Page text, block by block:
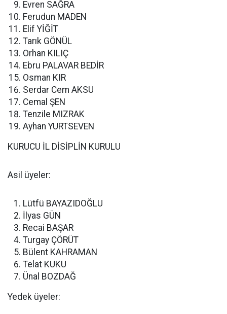
Evren SAĞRA
Ferudun MADEN
Elif YİĞİT
Tarık GÖNÜL
Orhan KILIÇ
Ebru PALAVAR BEDİR
Osman KIR
Serdar Cem AKSU
Cemal ŞEN
Tenzile MIZRAK
Ayhan YURTSEVEN
KURUCU İL DİSİPLİN KURULU
Asil üyeler:
Lütfü BAYAZIDOĞLU
İlyas GÜN
Recai BAŞAR
Turgay ÇÖRÜT
Bülent KAHRAMAN
Telat KUKU
Ünal BOZDAĞ
Yedek üyeler: